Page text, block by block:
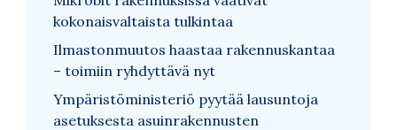
kokonaisvaltaista tulkintaa
Ilmastonmuutos haastaa rakennuskantaa
– toimiin ryhdyttävä nyt
Ympäristöministeriö pyytää lausuntoja
asetuksesta asuinrakennusten